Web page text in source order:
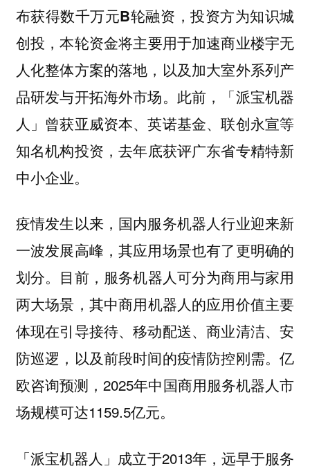
布获得数千万元B轮融资，投资方为知识城
创投 ，本轮资金将主要用于加速商业楼宇无
人化整体方案的落地，以及加大室外系列产
品研发与开拓海外市场。此前，「派宝机器
人」曾获亚威资本、英诺基金、联创永宣等
知名机构投资，去年底获评广东省专精特新
中小企业。
疫情发生以来，国内服务机器人行业迎来新
一波发展高峰，其应用场景也有了更明确的
划分。目前， 服务机器人可分为商用与家用
两大场景， 其中商用机器人的应用价值主要
体现在引导接待、移动配送、商业清洁、安
防巡逻，以及前段时间的疫情防控刚需。亿
欧咨询预测，2025年中国商用服务机器人市
场规模可达1159.5亿元。
「派宝机器人」成立于2013年，远早于服务